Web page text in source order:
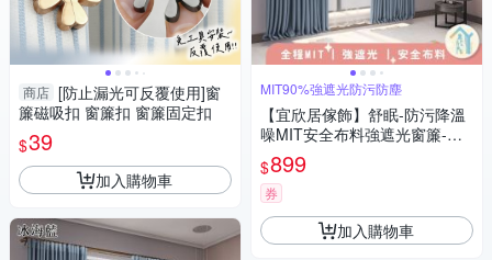
商店 [防止漏光可反覆使用]窗
簾磁吸扣 窗簾扣 窗簾固定扣
$39
加入購物車
MIT90%強遮光防污防塵
【宜欣居傢飾】舒眠-防污降溫
噪MIT安全布料強遮光窗簾-W1
45*H210cm一窗2片-總寬290c
m(窗簾/拉簾/門簾/隔間/除舊佈
新)
$899
券
加入購物車